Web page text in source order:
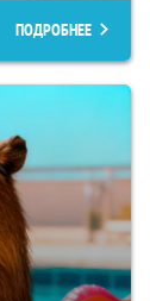
ПОДРОБНЕЕ